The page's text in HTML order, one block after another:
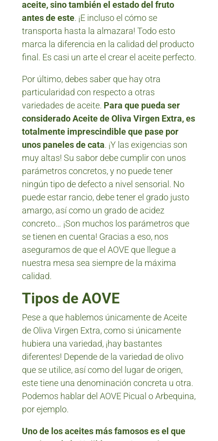
aceite, sino también el estado del fruto
antes de este. ¡E incluso el cómo se
transporta hasta la almazara! Todo esto
marca la diferencia en la calidad del producto
final. Es casi un arte el crear el aceite perfecto.
Por último, debes saber que hay otra
particularidad con respecto a otras
variedades de aceite. Para que pueda ser
considerado Aceite de Oliva Virgen Extra, es
totalmente imprescindible que pase por
unos paneles de cata. ¡Y las exigencias son
muy altas! Su sabor debe cumplir con unos
parámetros concretos, y no puede tener
ningún tipo de defecto a nivel sensorial. No
puede estar rancio, debe tener el grado justo
amargo, así como un grado de acidez
concreto… ¡Son muchos los parámetros que
se tienen en cuenta! Gracias a eso, nos
aseguramos de que el AOVE que llegue a
nuestra mesa sea siempre de la máxima
calidad.
Tipos de AOVE
Pese a que hablemos únicamente de Aceite
de Oliva Virgen Extra, como si únicamente
hubiera una variedad, ¡hay bastantes
diferentes! Depende de la variedad de olivo
que se utilice, así como del lugar de origen,
este tiene una denominación concreta u otra.
Podemos hablar del AOVE Picual o Arbequina,
por ejemplo.
Uno de los aceites más famosos es el que